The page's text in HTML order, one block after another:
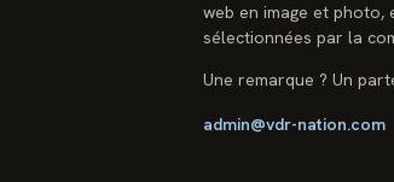
web en image et photo,
sélectionnées par la
Une remarque ? Un
admin@vdr-nation.com